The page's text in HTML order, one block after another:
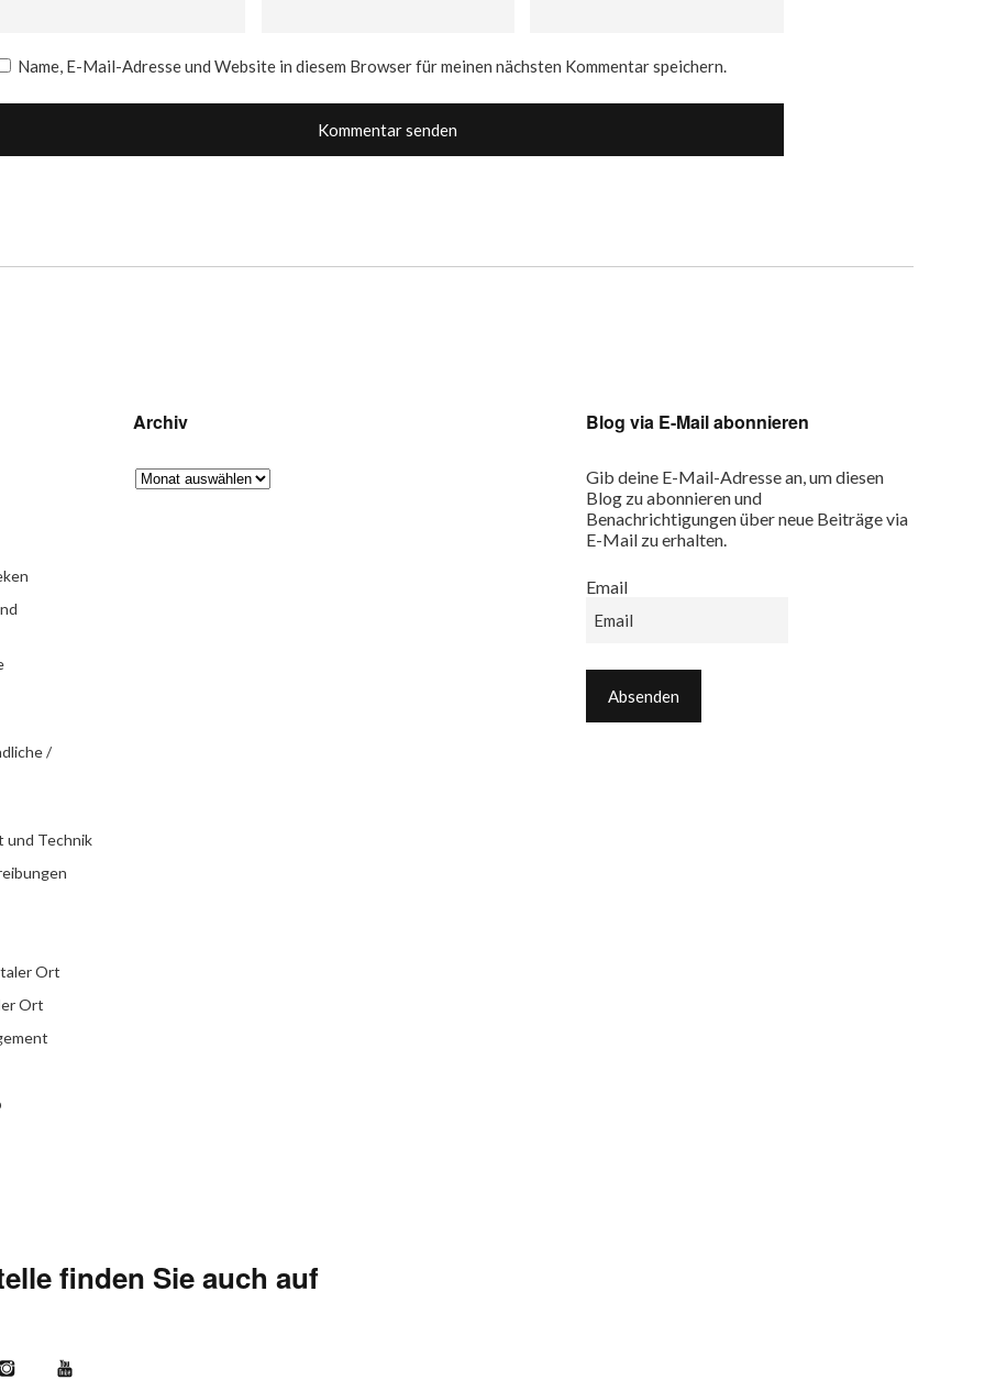
Name, E-Mail-Adresse und Website in diesem Browser für meinen nächsten Kommentar speichern.
/
und Technik
Ort
Ort
Archiv Blog via E-Mail abonnieren
Gib deine E-Mail-Adresse an, um diesen
Blog zu abonnieren und
Benachrichtigungen über neue Beiträge via
E-Mail zu erhalten.
Email
finden Sie auch auf